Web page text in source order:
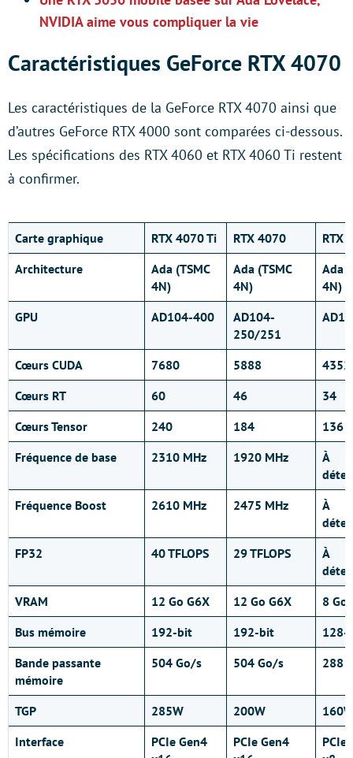
NVIDIA aime vous compliquer la vie
Caractéristiques GeForce RTX 4070
Les caractéristiques de la GeForce RTX 4070 ainsi que
d’autres GeForce RTX 4000 sont comparées ci-dessous.
Les spécifications des RTX 4060 et RTX 4060 Ti restent
à confirmer.
Carte graphique RTX 4070 Ti RTX 4070
RTX
Architecture
Ada (TSMC
4N)
Ada (TSMC
4N)
Ada
4N)
GPU
AD104-400
AD104-
250/251
Cœurs CUDA 7680 5888
4352
Cœurs RT
60 46
34
Cœurs Tensor
240 184
136
Fréquence de base
2310 MHz 1920 MHz
À
Fréquence Boost
2610 MHz 2475 MHz
À
FP32
40 TFLOPS 29 TFLOPS
À
VRAM
12 Go G6X 12 Go G6X
8 Go
Bus mémoire
192-bit 192-bit
128-
Bande passante
mémoire
504 Go/s 504 Go/s 288
TGP 285W 200W
Interface
PCIe Gen4
PCIe Gen4
PCIe